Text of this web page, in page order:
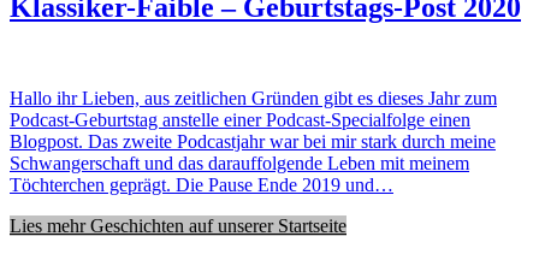
Klassiker-Faible – Geburtstags-Post 2020
Hallo ihr Lieben, aus zeitlichen Gründen gibt es dieses Jahr zum
Podcast-Geburtstag anstelle einer Podcast-Specialfolge einen
Blogpost. Das zweite Podcastjahr war bei mir stark durch meine
Schwangerschaft und das darauffolgende Leben mit meinem
Töchterchen geprägt. Die Pause Ende 2019 und…
Lies mehr Geschichten auf unserer Startseite